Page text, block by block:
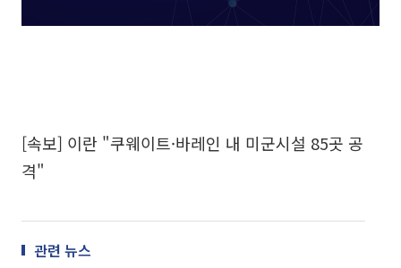
[속보] 이란 "쿠웨이트·바레인 내 미군시설 85곳 공
격"
관련 뉴스